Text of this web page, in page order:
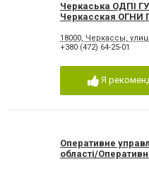
Черкаська ОДПІ
Черкасская ОГНИ
18000, Черкассы,
+380 (472) 64-25-01
Я
Оперативне
області/